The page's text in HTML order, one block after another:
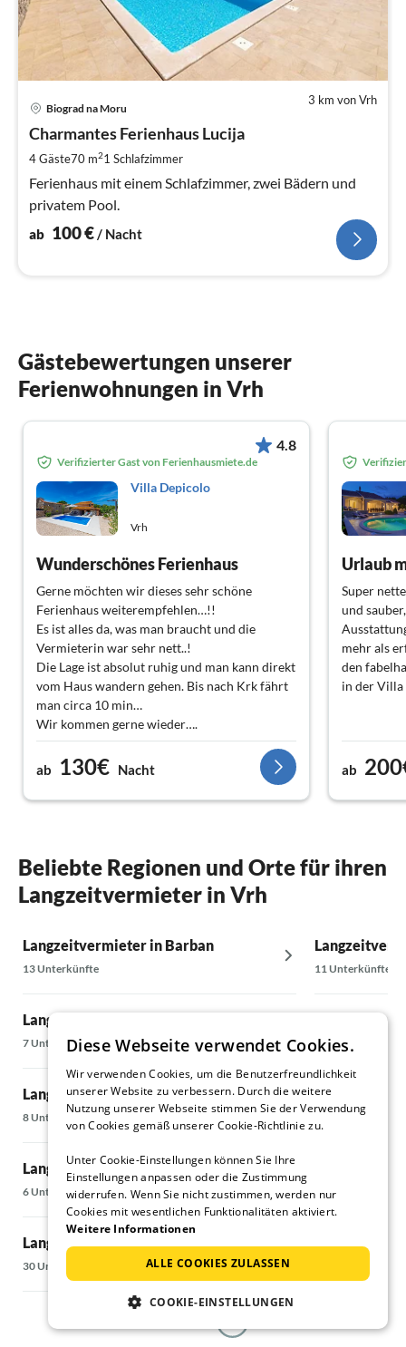
3 km von Vrh
Biograd na Moru
Charmantes Ferienhaus Lucija
4 Gäste70 m21 Schlafzimmer
Ferienhaus mit einem Schlafzimmer, zwei Bädern und
privatem Pool.
ab 100€ / Nacht
Gästebewertungen unserer
Ferienwohnungen in Vrh
4.8
Verifizierter Gast von Ferienhausmiete.de
Villa Depicolo
Vrh
Wunderschönes Ferienhaus
Gerne möchten wir dieses sehr schöne
Ferienhaus weiterempfehlen…!!
Es ist alles da, was man braucht und die
Vermieterin war sehr nett..!
Die Lage ist absolut ruhig und man kann direkt
vom Haus wandern gehen. Bis nach Krk fährt
man circa 10 min…
Wir kommen gerne wieder….
Doro & Udo und unsere 2 Hunde
ab 130€ Nacht
Urlaub
Super
und
mehr als
den
in der Villa
ab
Beliebte Regionen und Orte für ihren
Langzeitvermieter in Vrh
Langzeitvermieter in Barban
13 Unterkünfte
Langzeitvermieter in Barbat
7 Unterkünfte
Langzeitvermieter in Baska
8 Unterkünfte
Langzeitvermieter in Cizici
6 Unterkünfte
Langzeitvermieter in Crikvenica
30 Unterkünfte
11 Unterkünfte
30 Unterkünfte
7 Unterkünfte
5 Unterkünfte
Diese Webseite verwendet Cookies.
Wir verwenden Cookies, um die Benutzerfreundlichkeit
unserer Website zu verbessern. Durch die weitere
Nutzung unserer Webseite stimmen Sie der Verwendung
von Cookies gemäß unserer Cookie-Richtlinie zu.
Unter Cookie-Einstellungen können Sie Ihre
Einstellungen anpassen oder die Zustimmung
widerrufen. Wenn Sie nicht zustimmen, werden nur
Cookies mit wesentlichen Funktionalitäten aktiviert.
Weitere Informationen
ALLE COOKIES ZULASSEN
COOKIE-EINSTELLUNGEN